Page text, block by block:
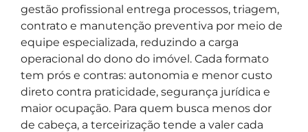
gestão profissional entrega processos, triagem,
contrato e manutenção preventiva por meio de
equipe especializada, reduzindo a carga
operacional do dono do imóvel. Cada formato
tem prós e contras: autonomia e menor custo
direto contra praticidade, segurança jurídica e
maior ocupação. Para quem busca menos dor
de cabeça, a terceirização tende a valer cada